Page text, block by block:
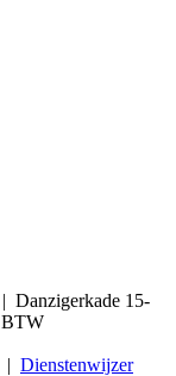
Danzigerkade 15-
| Dienstenwijzer